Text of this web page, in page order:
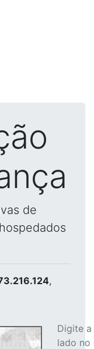
de
,
Digite
lado no